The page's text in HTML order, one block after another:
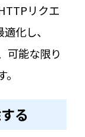
リクエ
化し、
可能な限り
る